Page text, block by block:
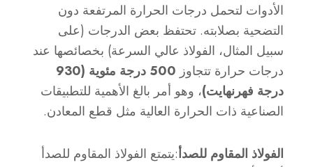
الأدوات لتحمل درجات الحرارة المرتفعة دون
التضحية بصلابته. تحتفظ بعض الدرجات (على
سبيل المثال، الفولاذ عالي السرعة) بخصائصها عند
درجات حرارة تتجاوز
500 درجة مئوية (930
درجة فهرنهايت)، وهو أمر بالغ الأهمية للتطبيقات
الصناعية ذات الحرارة العالية مثل قطع المعادن.
الفولاذ المقاوم للصدأ:يتمتع الفولاذ المقاوم للصدأ